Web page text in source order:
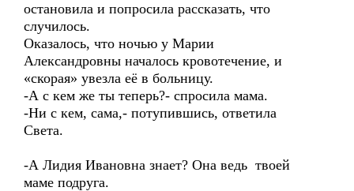
остановила и попросила рассказать, что
случилось.
Оказалось, что ночью у Марии
Александровны началось кровотечение, и
«скорая» увезла её в больницу.
-А с кем же ты теперь?- спросила мама.
-Ни с кем, сама,- потупившись, ответила
Света.
-А Лидия Ивановна знает? Она ведь твоей
маме подруга.